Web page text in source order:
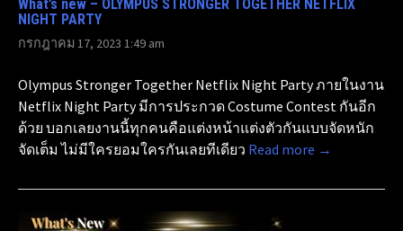
What’s new – OLYMPUS STRONGER TOGETHER NETFLIX
NIGHT PARTY
กรกฎาคม 17, 2023 1:49 am
Olympus Stronger Together Netflix Night Party ภายในงาน
Netflix Night Party มีการประกวด Costume Contest กันอีก
ด้วย บอกเลยงานนี้ทุกคนคือแต่งหน้าแต่งตัวกันแบบจัดหนัก
จัดเต็ม ไม่มีใครยอมใครกันเลยทีเดียว Read more →